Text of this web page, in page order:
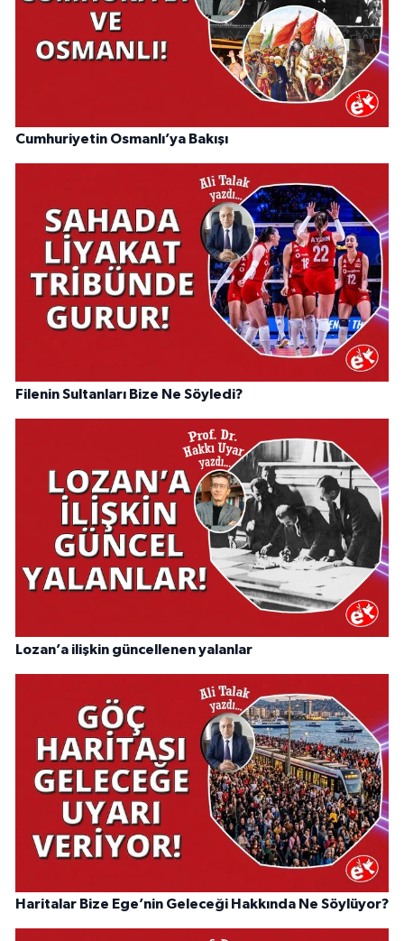
Cumhuriyetin Osmanlı’ya Bakışı
Filenin Sultanları Bize Ne Söyledi?
Lozan’a ilişkin güncellenen yalanlar
Haritalar Bize Ege’nin Geleceği Hakkında Ne Söylüyor?